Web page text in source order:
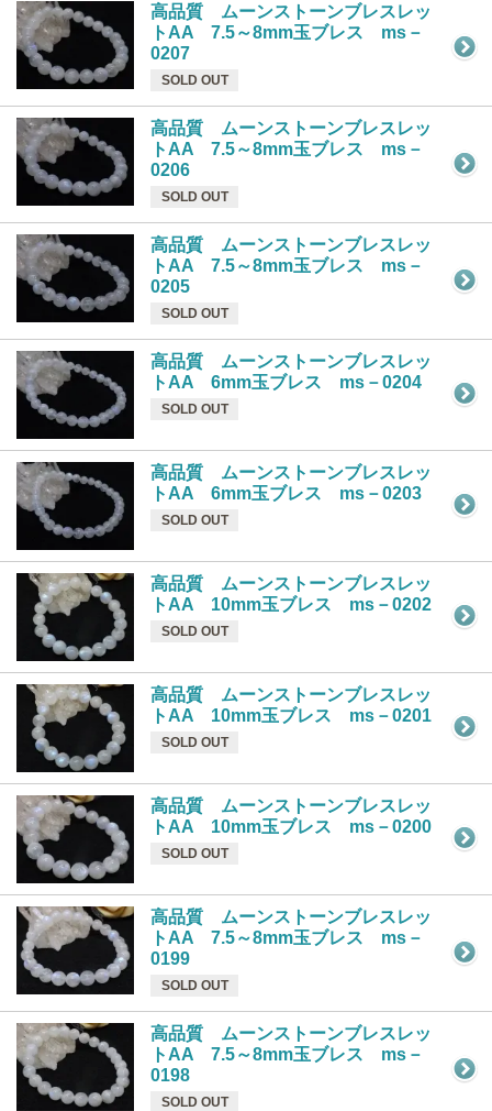
高品質 ムーンストーンブレスレッ
トAA 7.5～8mm玉ブレス ms－
0207
SOLD OUT
高品質 ムーンストーンブレスレッ
トAA 7.5～8mm玉ブレス ms－
0206
SOLD OUT
高品質 ムーンストーンブレスレッ
トAA 7.5～8mm玉ブレス ms－
0205
SOLD OUT
高品質 ムーンストーンブレスレッ
トAA 6mm玉ブレス ms－0204
SOLD OUT
高品質 ムーンストーンブレスレッ
トAA 6mm玉ブレス ms－0203
SOLD OUT
高品質 ムーンストーンブレスレッ
トAA 10mm玉ブレス ms－0202
SOLD OUT
高品質 ムーンストーンブレスレッ
トAA 10mm玉ブレス ms－0201
SOLD OUT
高品質 ムーンストーンブレスレッ
トAA 10mm玉ブレス ms－0200
SOLD OUT
高品質 ムーンストーンブレスレッ
トAA 7.5～8mm玉ブレス ms－
0199
SOLD OUT
高品質 ムーンストーンブレスレッ
トAA 7.5～8mm玉ブレス ms－
0198
SOLD OUT